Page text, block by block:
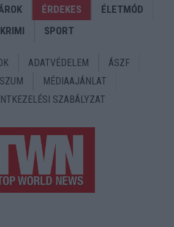
ÉRDEKES
ÉLETMÓD
KRIMI
SPORT
ADATVÉDELEM
ÁSZF
MÉDIAAJÁNLAT
SZABÁLYZAT